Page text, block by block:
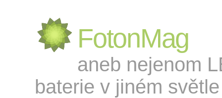
FotonMag
aneb nejenom
baterie v jiném